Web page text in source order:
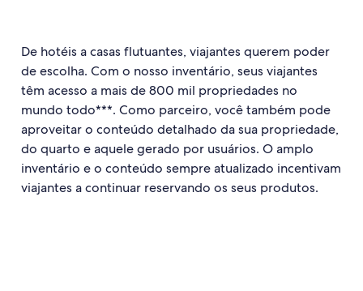
De hotéis a casas flutuantes, viajantes querem poder
de escolha. Com o nosso inventário, seus viajantes
têm acesso a mais de 800 mil propriedades no
mundo todo***. Como parceiro, você também pode
aproveitar o conteúdo detalhado da sua propriedade,
do quarto e aquele gerado por usuários. O amplo
inventário e o conteúdo sempre atualizado incentivam
viajantes a continuar reservando os seus produtos.